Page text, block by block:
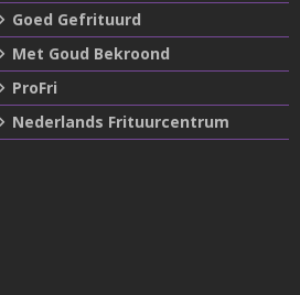
Goed Gefrituurd
Met Goud Bekroond
ProFri
Nederlands Frituurcentrum